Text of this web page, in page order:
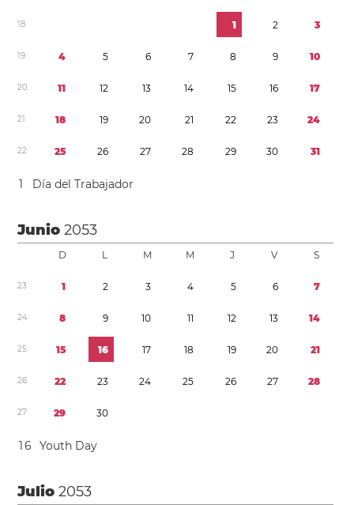
18 1 2 3
19 4 5 6 7 8 9 10
20 11 12 13 14 15 16 17
21 18 19 20 21 22 23 24
22 25 26 27 28 29 30 31
1 Día del Trabajador
Junio2053
D L M M J V S
23 1 2 3 4 5 6 7
24 8 9 10 11 12 13 14
25 15 16 17 18 19 20 21
26 22 23 24 25 26 27 28
27 29 30
16 Youth Day
Julio2053